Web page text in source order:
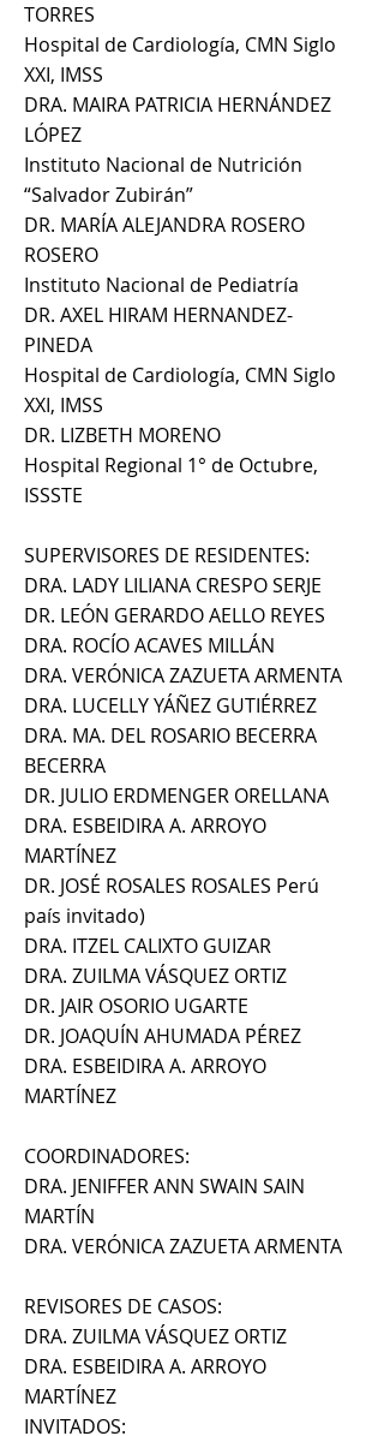
TORRES
Hospital de Cardiología, CMN Siglo
XXI, IMSS
DRA. MAIRA PATRICIA HERNÁNDEZ
LÓPEZ
Instituto Nacional de Nutrición
“Salvador Zubirán”
DR. MARÍA ALEJANDRA ROSERO
ROSERO
Instituto Nacional de Pediatría
DR. AXEL HIRAM HERNANDEZ-
PINEDA
Hospital de Cardiología, CMN Siglo
XXI, IMSS
DR. LIZBETH MORENO
Hospital Regional 1° de Octubre,
ISSSTE
SUPERVISORES DE RESIDENTES:
DRA. LADY LILIANA CRESPO SERJE
DR. LEÓN GERARDO AELLO REYES
DRA. ROCÍO ACAVES MILLÁN
DRA. VERÓNICA ZAZUETA ARMENTA
DRA. LUCELLY YÁÑEZ GUTIÉRREZ
DRA. MA. DEL ROSARIO BECERRA
BECERRA
DR. JULIO ERDMENGER ORELLANA
DRA. ESBEIDIRA A. ARROYO
MARTÍNEZ
DR. JOSÉ ROSALES ROSALES Perú
país invitado)
DRA. ITZEL CALIXTO GUIZAR
DRA. ZUILMA VÁSQUEZ ORTIZ
DR. JAIR OSORIO UGARTE
DR. JOAQUÍN AHUMADA PÉREZ
DRA. ESBEIDIRA A. ARROYO
MARTÍNEZ
COORDINADORES:
DRA. JENIFFER ANN SWAIN SAIN
MARTÍN
DRA. VERÓNICA ZAZUETA ARMENTA
REVISORES DE CASOS:
DRA. ZUILMA VÁSQUEZ ORTIZ
DRA. ESBEIDIRA A. ARROYO
MARTÍNEZ
INVITADOS: